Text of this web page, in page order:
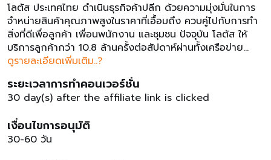
โลตัส ประเทศไทย ดำเนินธุรกิจค้าปลีก ด้วยความมุ่งมั่นในการ
จำหน่ายสินค้าคุณภาพสูงในราคาที่เอื้อมถึง ควบคู่ไปกับการทำ
สิ่งที่ดีเพื่อลูกค้า เพื่อนพนักงาน และชุมชน ปัจจุบัน โลตัส ให้
บริการลูกค้ากว่า 10.8 ล้านครั้งต่อสัปดาห์ผ่านทั้งเครือข่าย
สาขากว่า 2400 สาขา ทั่วประเทศ และช่องทางออนไลน์ เพื่อ
ตอบสนองไลฟ์สไตล์ที่แตกต่างกันของลูกค้า ส่งมอบความ
สะดวกสบาย และประสบการณ์การช้อปปิ้งแบบไร้รอยต่อ ไม่ว่าจะ
ใช้บริการที่ไหน เมื่อไหร่พร้อมแล้วที่จะให้ partner นำ ampaign
ไปโปรโมท ค่าคอมมิชชั่นตั้งแต่เดือน ธันวาคม 2567 เป็นต้นไป
:รายละเอียดค่าคอมมิชชั่นตามหมวดหมู่ :เสื้อผ้าและเครื่องแต่ง
กาย 0.70%ของใช้ในบ้าน 0.70%บ้านและไลฟ์สไตล์
ดูรายละเอียดเพิ่มเติม..?
ระยะเวลาการทำคอนเวอร์ชั่น
30 day(s) after the affiliate link is clicked
เงื่อนไขการอนุมัติ
30-60 วัน